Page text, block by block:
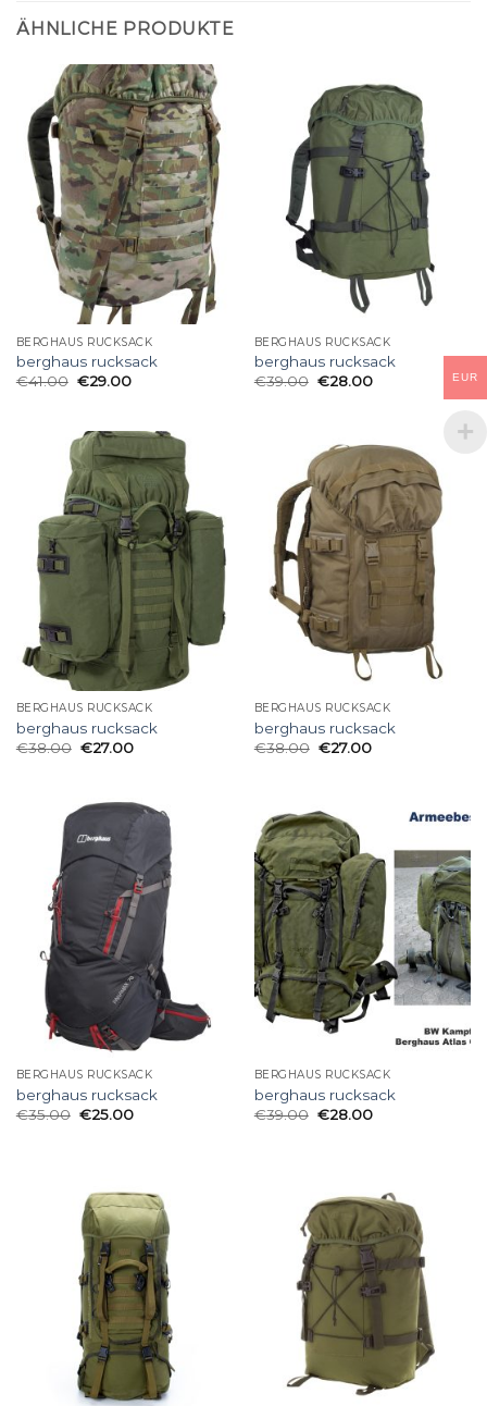
ÄHNLICHE PRODUKTE
BERGHAUS RUCKSACK
berghaus rucksack
€41.00 €29.00
BERGHAUS RUCKSACK
berghaus rucksack
€39.00 €28.00
BERGHAUS RUCKSACK
berghaus rucksack
€38.00 €27.00
BERGHAUS RUCKSACK
berghaus rucksack
€38.00 €27.00
BERGHAUS RUCKSACK
berghaus rucksack
€35.00 €25.00
BERGHAUS RUCKSACK
berghaus rucksack
€39.00 €28.00
EUR